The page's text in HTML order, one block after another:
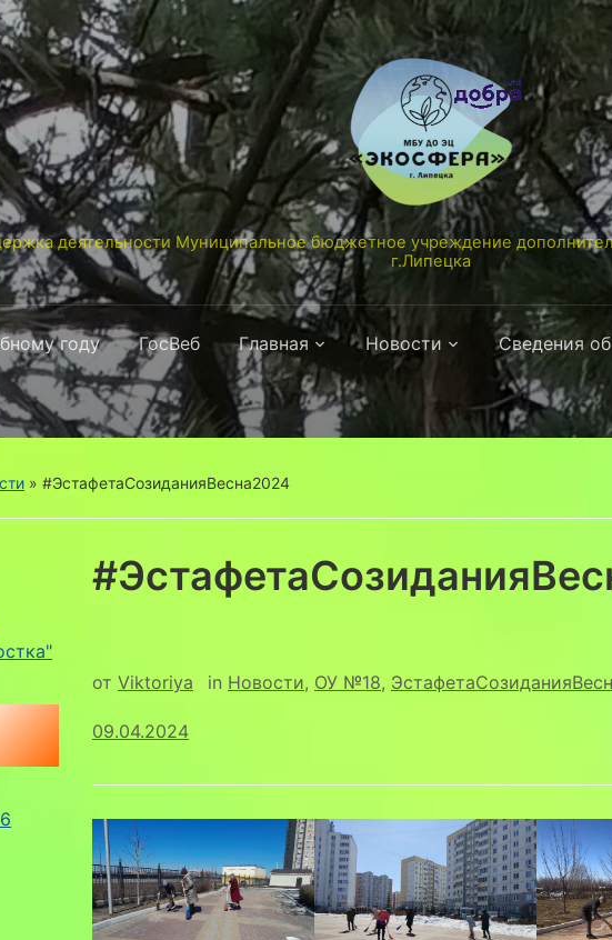
деятельности Муниципальное бюджетное учреждение
г.Липецка
году ГосВеб Главная Новости Сведения
» #ЭстафетаСозиданияВесна2024
от Viktoriya in Новости, ОУ №18,
09.04.2024